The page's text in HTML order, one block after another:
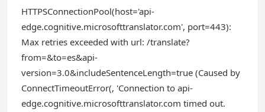
HTTPSConnectionPool(host='api-
edge.cognitive.microsofttranslator.com', port=443):
Max retries exceeded with url: /translate?
from=&to=es&api-
version=3.0&includeSentenceLength=true (Caused by
ConnectTimeoutError(, 'Connection to api-
edge.cognitive.microsofttranslator.com timed out.